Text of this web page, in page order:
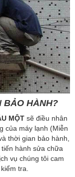
BẢO HÀNH?
MỘT sẽ điều nhân
của máy lạnh (Miễn
thời gian bảo hành,
hành sửa chữa
vụ chúng tôi cam
tra.